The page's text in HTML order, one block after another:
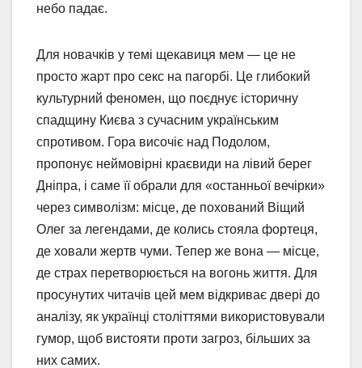
небо падає.
Для новачків у темі щекавиця мем — це не
просто жарт про секс на пагорбі. Це глибокий
культурний феномен, що поєднує історичну
спадщину Києва з сучасним українським
спротивом. Гора височіє над Подолом,
пропонує неймовірні краєвиди на лівий берег
Дніпра, і саме її обрали для «останньої вечірки»
через символізм: місце, де похований Віщий
Олег за легендами, де колись стояла фортеця,
де ховали жертв чуми. Тепер же вона — місце,
де страх перетворюється на вогонь життя. Для
просунутих читачів цей мем відкриває двері до
аналізу, як українці століттями використовували
гумор, щоб вистояти проти загроз, більших за
них самих.